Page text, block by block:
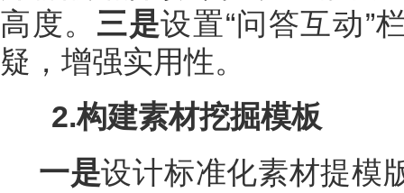
高度。 三是设置“问答互动”
疑，增强实用性。
2.构建素材挖掘模板
一是设计标准化素材提模